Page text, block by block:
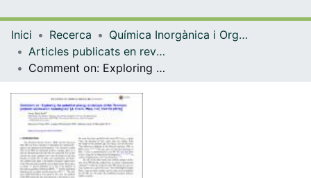
Navega per tot el DD
Inici Recerca
Química Inorgànica i Orgànica
Articles publicats en revistes (Química Inorgànica i Orgànica)
Comment on: Exploring the potential energy landscape of the Thomson problem via Newton homotopies